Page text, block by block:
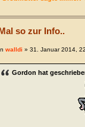
so zur Info..
walldi » 31. Januar 2014,
Gordon hat